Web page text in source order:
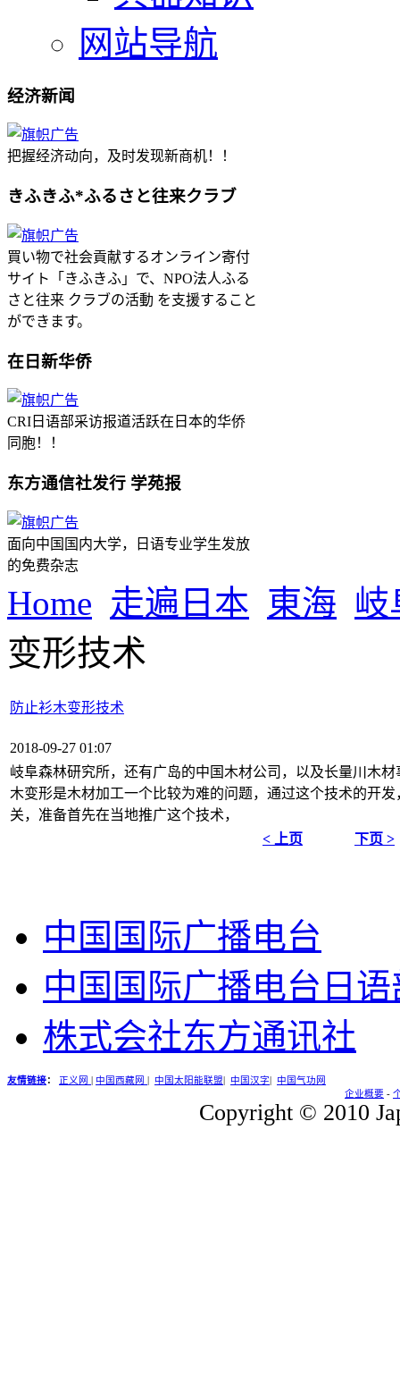
网站导航
经济新闻
把握经济动向，及时发现新商机！！
きふきふ*ふるさと往来クラブ
買い物で社会貢献するオンライン寄付
サイト「きふきふ」で、NPO法人ふる
さと往来 クラブの活動 を支援すること
ができます。
在日新华侨
CRI日语部采访报道活跃在日本的华侨
同胞！！
东方通信社发行 学苑报
面向中国国内大学，日语专业学生发放
的免费杂志
Home 走遍日本 東海 岐
变形技术
防止衫木变形技术
2018-09-27 01:07
岐阜森林研究所，还有广岛的中国木材公司，以及长量川木
木变形是木材加工一个比较为难的问题，通过这个技术的开
关，准备首先在当地推广这个技术，
< 上页
下页 >
中国国际广播电台
中国国际广播电台日语
株式会社东方通讯社
友情链接： 正义网 中国西藏网 中国太阳能联盟 中国汉字
中国气功网
企业概要 -
Copyright © 2010